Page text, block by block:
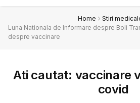
Home
Stiri
Luna Nationala de Informare despre Boli
despre vaccinare
Ati cautat: vaccinare
covid